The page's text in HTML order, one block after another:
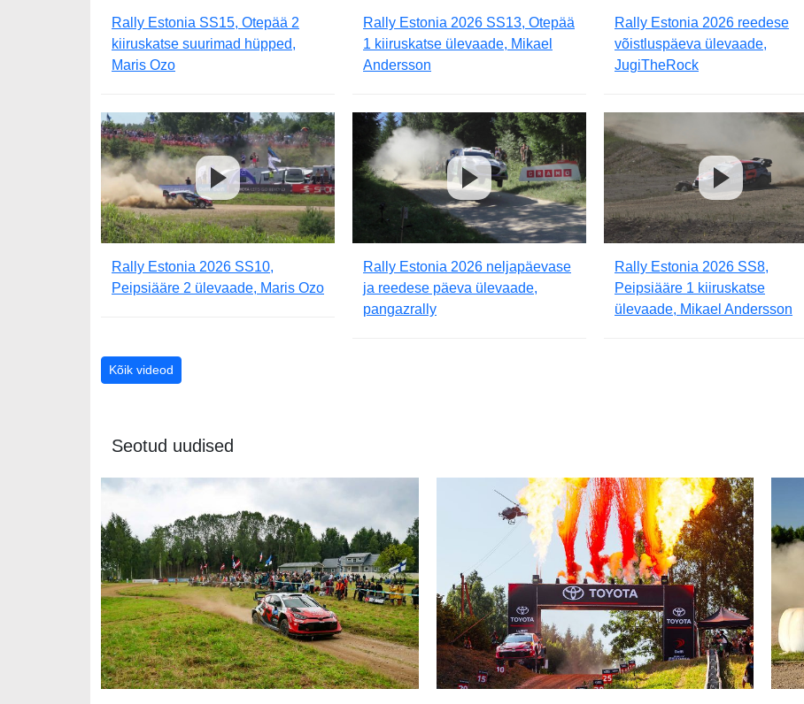
Rally Estonia SS15, Otepää 2
kiiruskatse suurimad hüpped,
Maris Ozo
Rally Estonia 2026 SS13, Otepää
1 kiiruskatse ülevaade, Mikael
Andersson
Rally Estonia 2026 reedese
võistluspäeva ülevaade,
JugiTheRock
Rally Estonia 2026 SS10,
Peipsiääre 2 ülevaade, Maris Ozo
Rally Estonia 2026 neljapäevase
ja reedese päeva ülevaade,
pangazrally
Rally Estonia 2026 SS8,
Peipsiääre 1 kiiruskatse
ülevaade, Mikael Andersson
Kõik videod
Seotud uudised